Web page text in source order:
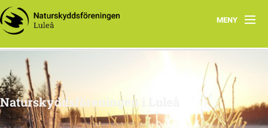
MENY
Hem
Om oss
Engagera dig
Naturskyddsföreningen i Luleå